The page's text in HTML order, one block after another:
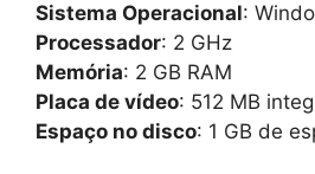
Sistema Operacional:
Processador: 2 GHz
Memória: 2 GB RAM
Placa de vídeo: 512 MB
Espaço no disco: 1 GB de